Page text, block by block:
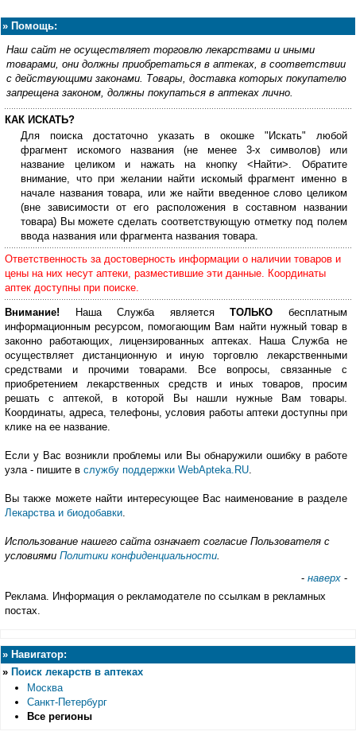
» Помощь:
Наш сайт не осуществляет торговлю лекарствами и иными
товарами, они должны приобретаться в аптеках, в соответствии
с действующими законами. Товары, доставка которых покупателю
запрещена законом, должны покупаться в аптеках лично.
КАК ИСКАТЬ?
Для поиска достаточно указать в окошке "Искать" любой
фрагмент искомого названия (не менее 3-х символов) или
название целиком и нажать на кнопку <Найти>. Обратите
внимание, что при желании найти искомый фрагмент именно в
начале названия товара, или же найти введенное слово целиком
(вне зависимости от его расположения в составном названии
товара) Вы можете сделать соответствующую отметку под полем
ввода названия или фрагмента названия товара.
Ответственность за достоверность информации о наличии товаров и
цены на них несут аптеки, разместившие эти данные. Координаты
аптек доступны при поиске.
Внимание! Наша Служба являетсяТОЛЬКО бесплатным
информационным ресурсом, помогающим Вам найти нужный товар в
законно работающих, лицензированных аптеках. Наша Служба не
осуществляет дистанционную и иную торговлю лекарственными
средствами и прочими товарами. Все вопросы, связанные с
приобретением лекарственных средств и иных товаров, просим
решать с аптекой, в которой Вы нашли нужные Вам товары.
Координаты, адреса, телефоны, условия работы аптеки доступны при
клике на ее название.
Если у Вас возникли проблемы или Вы обнаружили ошибку в работе
узла - пишите в службу поддержки WebApteka.RU
Вы также можете найти интересующее Вас наименование в разделе
Лекарства и биодобавки
Использование нашего сайта означает согласие Пользователя с
условиями Политики конфиденциальности
- наверх -
Реклама. Информация о рекламодателе по ссылкам в рекламных
постах.
» Навигатор:
» Поиск лекарств в аптеках
Москва
Санкт-Петербург
Все регионы